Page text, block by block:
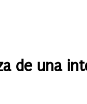
de una